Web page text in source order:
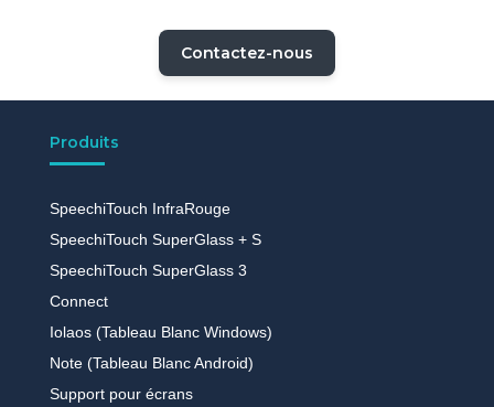
Contactez-nous
Produits
SpeechiTouch InfraRouge
SpeechiTouch SuperGlass + S
SpeechiTouch SuperGlass 3
Connect
Iolaos (Tableau Blanc Windows)
Note (Tableau Blanc Android)
Support pour écrans